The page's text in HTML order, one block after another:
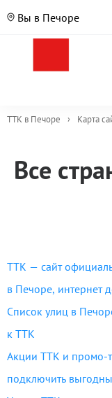
Вы в Печоре
ТТК в Печоре › Карта
Все
ТТК — сайт
в Печоре, интернет
Список улиц в
к ТТК
Акции ТТК и промо-
подключить